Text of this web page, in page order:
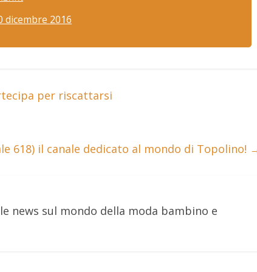
dicembre 2016
per riscattarsi
618) il canale dedicato al mondo di Topolino!
news sul mondo della moda bambino e